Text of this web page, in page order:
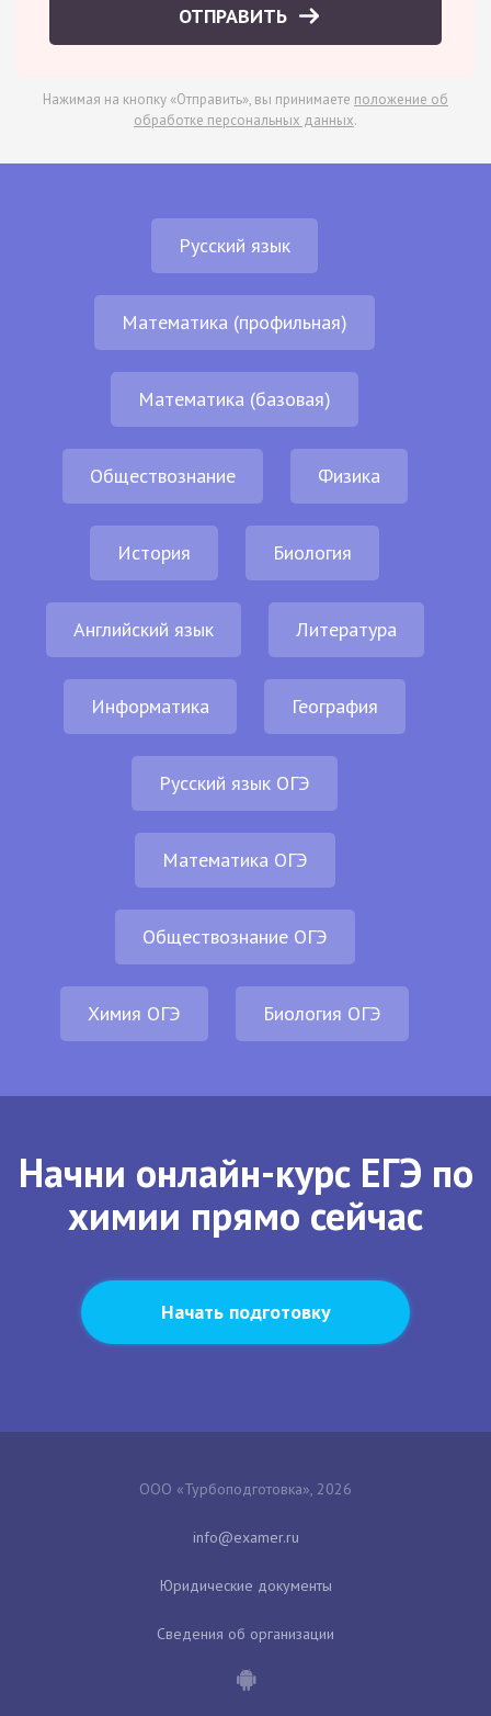
ОТПРАВИТЬ
Нажимая на кнопку «Отправить», вы принимаете положение об
обработке персональных данных.
Русский язык
Математика (профильная)
Математика (базовая)
Обществознание Физика
История Биология
Английский язык Литература
Информатика География
Русский язык ОГЭ
Математика ОГЭ
Обществознание ОГЭ
Химия ОГЭ Биология ОГЭ
Начни онлайн-курс ЕГЭ по
химии прямо сейчас
Начать подготовку
ООО «Турбоподготовка», 2026
Юридические документы
Сведения об организации